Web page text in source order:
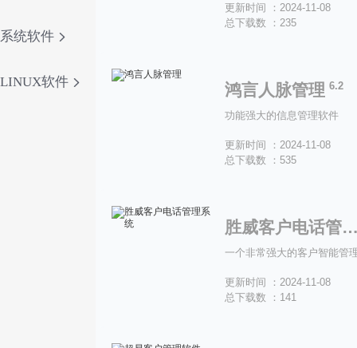
系统软件
LINUX软件
更新时间 ：2024-11-08
总下载数 ：235
鸿言人脉管理 6.2
功能强大的信息管理软件
更新时间 ：2024-11-08
总下载数 ：535
胜威客户电话
一个非常强大的客户智能管
更新时间 ：2024-11-08
总下载数 ：141